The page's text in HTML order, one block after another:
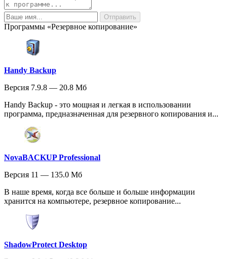
Программы «Резервное копирование»
Handy Backup
Версия 7.9.8 — 20.8 Мб
Handy Backup - это мощная и легкая в использовании
программа, предназначенная для резервного копирования и...
NovaBACKUP Professional
Версия 11 — 135.0 Мб
В наше время, когда все больше и больше информации
хранится на компьютере, резервное копирование...
ShadowProtect Desktop